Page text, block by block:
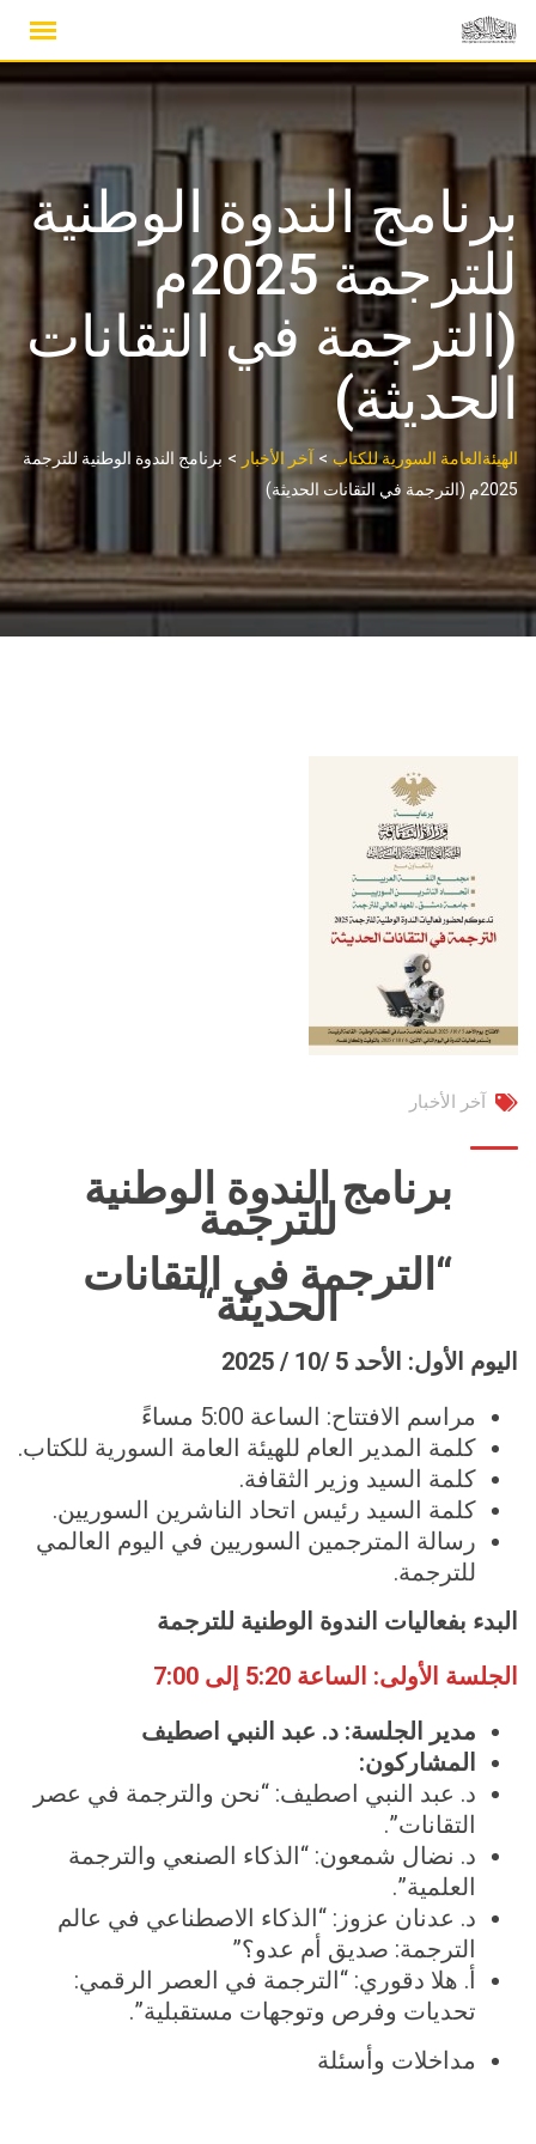
برنامج الندوة الوطنية
للترجمة 2025م
(الترجمة في التقانات
الحديثة)
الهيئةالعامة السورية للكتاب > آخر الأخبار > برنامج الندوة الوطنية للترجمة
2025م (الترجمة في التقانات الحديثة)
آخر الأخبار
برنامج الندوة الوطنية
للترجمة
“ الترجمة في التقانات
الحديثة“
اليوم الأول: الأحد 5
/
10
/ 202
5
مراسم الافتتاح: الساعة 5:00 مساءً
كلمة المدير العام للهيئة العامة السورية للكتاب.
كلمة السيد وزير الثقافة.
كلمة السيد رئيس اتحاد الناشرين السوريين.
رسالة المترجمين السوريين في اليوم العالمي
للترجمة.
البدء بفعاليات الندوة الوطنية للترجمة
الجلسة الأولى: الساعة
5:20 إلى 7:00
مدير الجلسة: د. عبد النبي اصطيف
المشاركون:
د. عبد النبي اصطيف: “نحن والترجمة في عصر
التقانات”.
د. نضال شمعون: “الذكاء الصنعي والترجمة
العلمية”.
د. عدنان عزوز: “الذكاء الاصطناعي في عالم
الترجمة: صديق أم عدو؟”
أ. هلا دقوري: “الترجمة في العصر الرقمي:
تحديات وفرص وتوجهات مستقبلية”.
مداخلات وأسئلة